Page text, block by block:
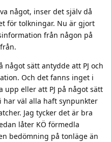
något, inser det själv då
för tolkningar. Nu är gjort
från någon på
sätt antydde att PJ och
Och det fanns inget i
upp eller att PJ på något sätt
har väl alla haft synpunkter
Jag tycker det är bra
låter KÖ förmedla
bedömning på tonläge än